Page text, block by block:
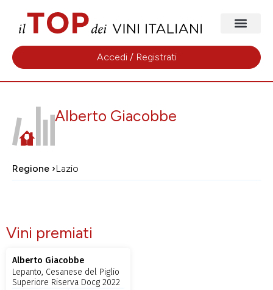
Accedi / Registrati
Alberto Giacobbe
Regione ›Lazio
Vini premiati
Alberto Giacobbe
Lepanto, Cesanese del Piglio
Superiore Riserva Docg 2022